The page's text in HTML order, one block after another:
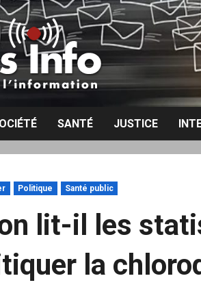
SANTÉ JUSTICE
Politique Santé public
lit-il les
la